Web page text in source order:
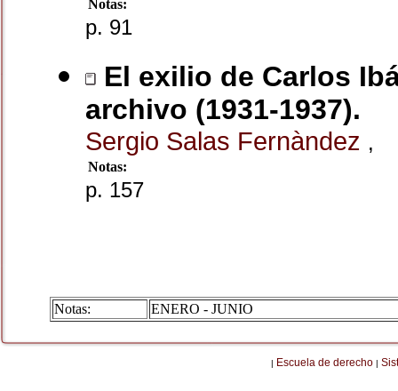
Notas:
p. 91
El exilio de Carlos
archivo (1931-1937).
Sergio Salas Fernàndez ,
Notas:
p. 157
Notas: ENERO - JUNIO
| Escuela de derecho |